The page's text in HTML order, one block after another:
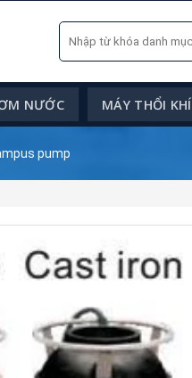
Tìm
kiếm:
NƯỚC MÁY THỔI KHÍ
pump